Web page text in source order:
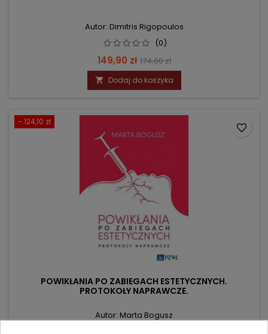
Autor: Dimitris Rigopoulos
(0)
Cena
149,90 zł Cena
podstawowa
174,00 zł
 Dodaj do koszyka
- 124,10 zł
POWIKŁANIA PO ZABIEGACH ESTETYCZNYCH.
PROTOKOŁY NAPRAWCZE.
Autor: Marta Bogusz
favorite_border